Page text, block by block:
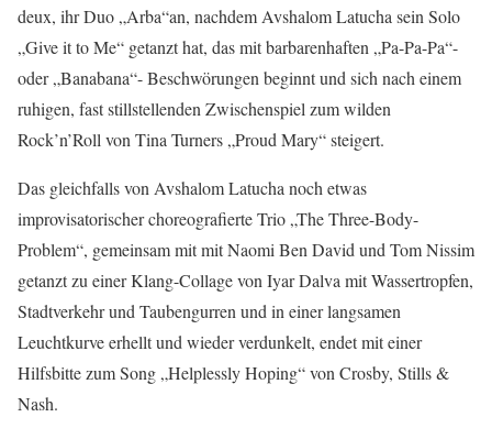
deux, ihr Duo „Arba“an, nachdem Avshalom Latucha sein Solo
„Give it to Me“ getanzt hat, das mit barbarenhaften „Pa-Pa-Pa“-
oder „Banabana“- Beschwörungen beginnt und sich nach einem
ruhigen, fast stillstellenden Zwischenspiel zum wilden
Rock’n’Roll von Tina Turners „Proud Mary“ steigert.
Das gleichfalls von Avshalom Latucha noch etwas
improvisatorischer choreografierte Trio „The Three-Body-
Problem“, gemeinsam mit mit Naomi Ben David und Tom Nissim
getanzt zu einer Klang-Collage von Iyar Dalva mit Wassertropfen,
Stadtverkehr und Taubengurren und in einer langsamen
Leuchtkurve erhellt und wieder verdunkelt, endet mit einer
Hilfsbitte zum Song „Helplessly Hoping“ von Crosby, Stills &
Nash.